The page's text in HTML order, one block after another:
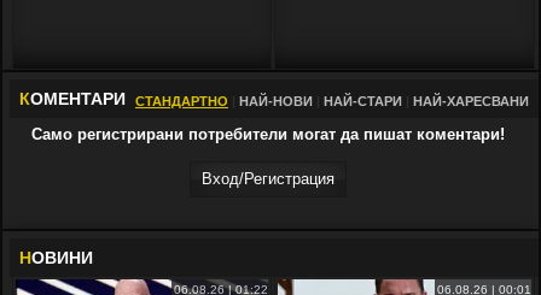
КОМЕНТАРИ СТАНДАРТНО НАЙ-НОВИ НАЙ-СТАРИ НАЙ-ХАРЕСВАНИ
Само регистрирани потребители могат да пишат коментари!
Вход/Регистрaция
НОВИНИ
06.08.26 | 01:22 06.08.26 | 00:01